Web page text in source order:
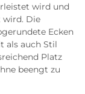
wird und
wird. Die
Ecken
als auch Stil
Platz
beengt zu